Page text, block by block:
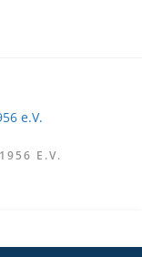
E.V.